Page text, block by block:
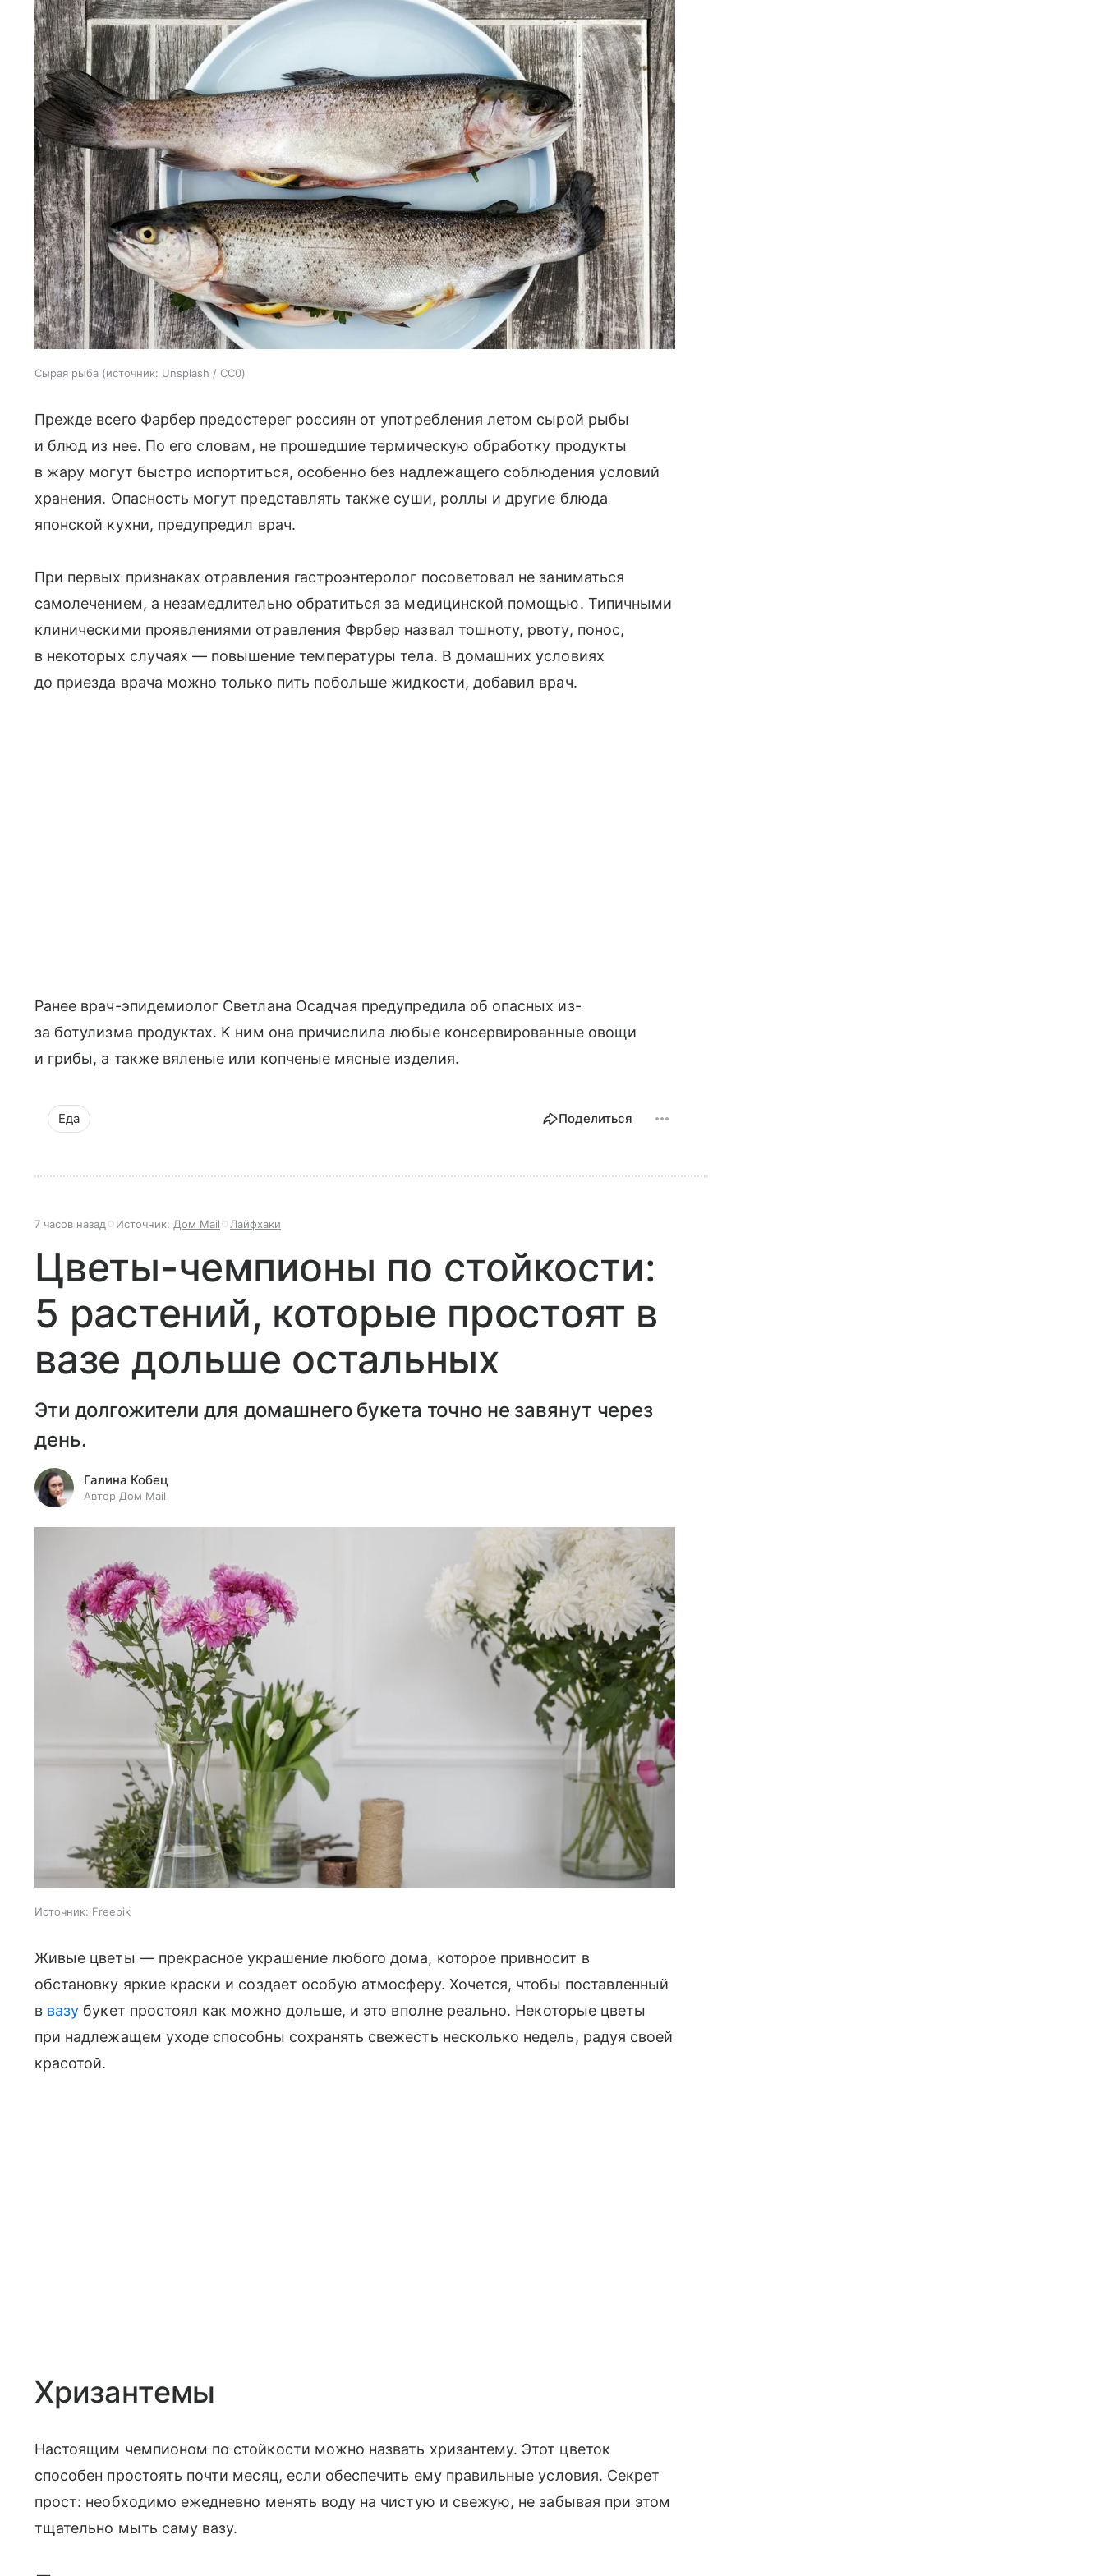
Сырая рыба источник: Unsplash / CC0
Прежде всего Фарбер предостерег россиян от употребления летом сырой рыбы
и блюд из нее. По его словам, не прошедшие термическую обработку продукты
в жару могут быстро испортиться, особенно без надлежащего соблюдения условий
хранения. Опасность могут представлять также суши, роллы и другие блюда
японской кухни, предупредил врач.
При первых признаках отравления гастроэнтеролог посоветовал не заниматься
самолечением, а незамедлительно обратиться за медицинской помощью. Типичными
клиническими проявлениями отравления Фврбер назвал тошноту, рвоту, понос,
в некоторых случаях — повышение температуры тела. В домашних условиях
до приезда врача можно только пить побольше жидкости, добавил врач.
Ранее врач-эпидемиолог Светлана Осадчая предупредила об опасных из-
за ботулизма продуктах. К ним она причислила любые консервированные овощи
и грибы, а также вяленые или копченые мясные изделия.
Еда Поделиться
7 часов назад Источник: Дом Mail Лайфхаки
Цветы-чемпионы по стойкости:
5 растений, которые простоят в
вазе дольше остальных
Эти долгожители для домашнего букета точно не завянут через
день.
Галина Кобец
Автор Дом Mail
Источник: Freepik
Живые цветы — прекрасное украшение любого дома, которое привносит в
обстановку яркие краски и создает особую атмосферу. Хочется, чтобы поставленный
в вазу букет простоял как можно дольше, и это вполне реально. Некоторые цветы
при надлежащем уходе способны сохранять свежесть несколько недель, радуя своей
красотой.
Хризантемы
Настоящим чемпионом по стойкости можно назвать хризантему. Этот цветок
способен простоять почти месяц, если обеспечить ему правильные условия. Секрет
прост: необходимо ежедневно менять воду на чистую и свежую, не забывая при этом
тщательно мыть саму вазу.